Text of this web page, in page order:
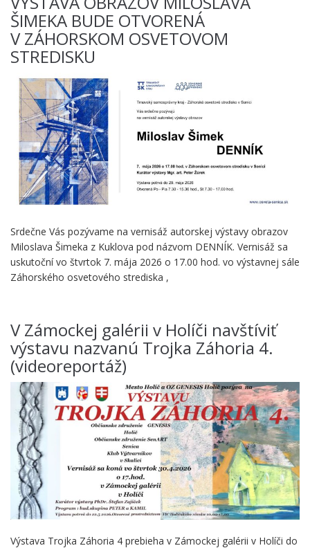
ŠIMEKA BUDE OTVORENÁ
V ZÁHORSKOM OSVETOVOM
STREDISKU
Srdečne Vás pozývame na vernisáž autorskej výstavy obrazov
Miloslava Šimeka z Kuklova pod názvom DENNÍK. Vernisáž sa
uskutoční vo štvrtok 7. mája 2026 o 17.00 hod. vo výstavnej sále
Záhorského osvetového strediska ,
V Zámockej galérii v Holíči navštíviť
výstavu nazvanú Trojka Záhoria 4.
(videoreportáž)
Výstava Trojka Záhoria 4 prebieha v Zámockej galérii v Holíči do